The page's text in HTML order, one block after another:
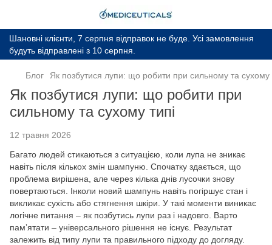
Шановні клієнти, 7 серпня відправок не буде. Усі замовлення
будуть відправлені з 10 серпня.
Блог Як позбутися лупи: що робити при сильному та сухому
Як позбутися лупи: що робити при
сильному та сухому типі
12 травня 2026
Багато людей стикаються з ситуацією, коли лупа не зникає
навіть після кількох змін шампуню. Спочатку здається, що
проблема вирішена, але через кілька днів лусочки знову
повертаються. Інколи новий шампунь навіть погіршує стан і
викликає сухість або стягнення шкіри. У такі моменти виникає
логічне питання – як позбутись лупи раз і надовго. Варто
памʼятати – універсального рішення не існує. Результат
залежить від типу лупи та правильного підходу до догляду.